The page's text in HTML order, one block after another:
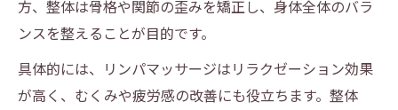
方、整体は骨格や関節の歪みを矯正し、身体全体のバラ
ンスを整えることが目的です。
具体的には、リンパマッサージはリラクゼーション効果
が高く、むくみや疲労感の改善にも役立ちます。整体